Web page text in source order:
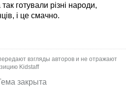
готували різні народи,
і це смачно.
взгляды авторов и не отражают
Kidstaff
закрыта